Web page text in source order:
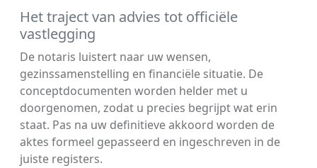
Het traject van advies tot officiële
vastlegging
De notaris luistert naar uw wensen,
gezinssamenstelling en financiële situatie. De
conceptdocumenten worden helder met u
doorgenomen, zodat u precies begrijpt wat erin
staat. Pas na uw definitieve akkoord worden de
aktes formeel gepasseerd en ingeschreven in de
juiste registers.